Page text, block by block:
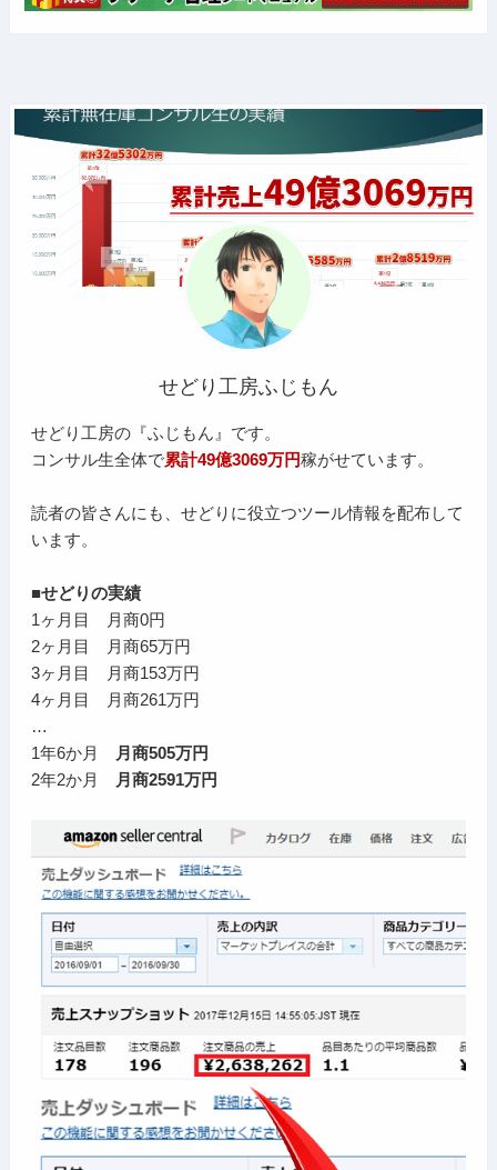
せどり工房ふじもん
せどり工房の『ふじもん』です。
コンサル生全体で累計49億3069万円稼がせています。
読者の皆さんにも、せどりに役立つツール情報を配布して
います。
■せどりの実績
1ヶ月目 月商0円
2ヶ月目 月商65万円
3ヶ月目 月商153万円
4ヶ月目 月商261万円
…
1年6か月
月商505万円
2年2か月
月商2591万円